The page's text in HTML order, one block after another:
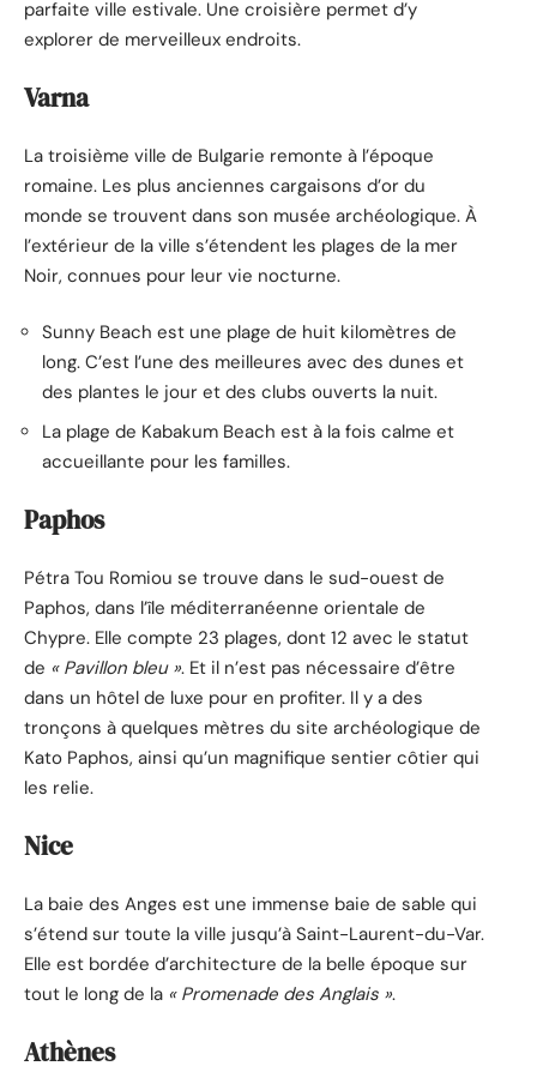
parfaite ville estivale. Une croisière permet d’y
explorer de merveilleux endroits.
Varna
La troisième ville de Bulgarie remonte à l’époque
romaine. Les plus anciennes cargaisons d’or du
monde se trouvent dans son musée archéologique. À
l’extérieur de la ville s’étendent les plages de la mer
Noir, connues pour leur vie nocturne.
Sunny Beach est une plage de huit kilomètres de
long. C’est l’une des meilleures avec des dunes et
des plantes le jour et des clubs ouverts la nuit.
La plage de Kabakum Beach est à la fois calme et
accueillante pour les familles.
Paphos
Pétra Tou Romiou se trouve dans le sud-ouest de
Paphos, dans l’île méditerranéenne orientale de
Chypre. Elle compte 23 plages, dont 12 avec le statut
de « Pavillon bleu ». Et il n’est pas nécessaire d’être
dans un hôtel de luxe pour en profiter. Il y a des
tronçons à quelques mètres du site archéologique de
Kato Paphos, ainsi qu’un magnifique sentier côtier qui
les relie.
Nice
La baie des Anges est une immense baie de sable qui
s’étend sur toute la ville jusqu’à Saint-Laurent-du-Var.
Elle est bordée d’architecture de la belle époque sur
tout le long de la « Promenade des Anglais ».
Athènes